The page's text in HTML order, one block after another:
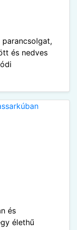
parancsolgat,
és nedves
és
élethű